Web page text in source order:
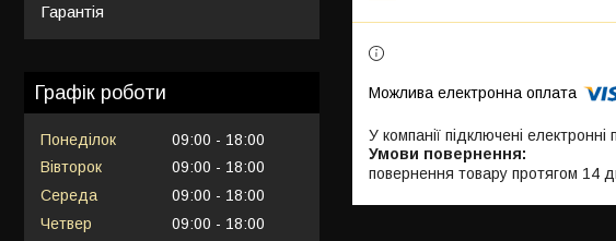
У компанії підключені
повернення товару протягом 14
Гарантія
Графік роботи
Понеділок 09:00
18:00
Вівторок
09:00
18:00
Середа
09:00
18:00
Четвер
09:00
18:00